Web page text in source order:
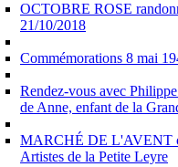
OCTOBRE ROSE
21/10/2018
Commémorations 8 mai
Rendez-vous avec
de Anne, enfant de la
MARCHÉ DE L'AVENT
Artistes de la Petite Leyre